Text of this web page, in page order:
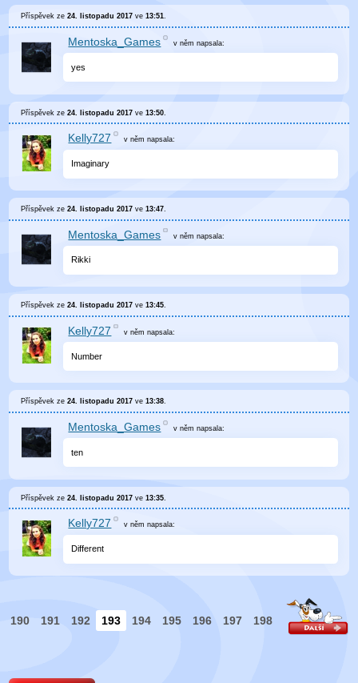
Příspěvek ze24. listopadu 2017 ve13:51.
Mentoska_Games v němnapsala:
yes
Příspěvek ze24. listopadu 2017 ve13:50
Kelly727 v němnapsala:
Imaginary
Příspěvek ze24. listopadu 2017 ve13:47
Mentoska_Games v němnapsala:
Rikki
Příspěvek ze24. listopadu 2017 ve13:45.
Kelly727 v němnapsala:
Number
Příspěvek ze24. listopadu 2017 ve13:38.
Mentoska_Games v němnapsala:
ten
Příspěvek ze24. listopadu 2017 ve13:35
Kelly727 v němnapsala:
Different
190 191 192 193 194 195 196 197 198